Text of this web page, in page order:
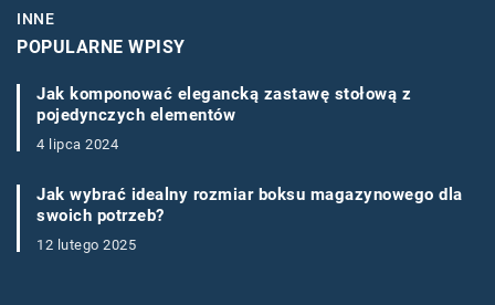
INNE
POPULARNE WPISY
Jak komponować elegancką zastawę stołową z
pojedynczych elementów
4 lipca 2024
Jak wybrać idealny rozmiar boksu magazynowego dla
swoich potrzeb?
12 lutego 2025